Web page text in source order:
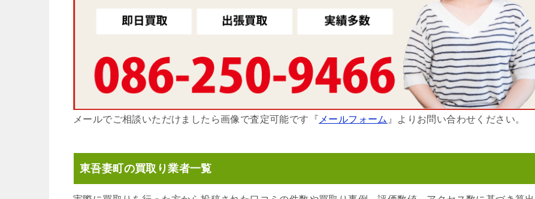
メールでご相談いただけましたら画像で査定可能です『 メールフォーム 』よりお問い合わせください。
東吾妻町の買取り業者一覧